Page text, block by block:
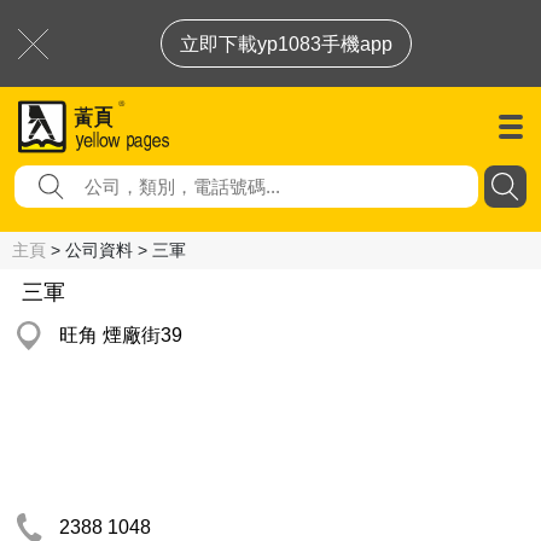
立即下載yp1083手機app
主頁 > 公司資料 > 三軍
三軍
旺角 煙廠街39
2388 1048